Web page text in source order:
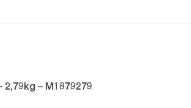
– M1879279